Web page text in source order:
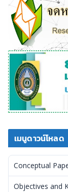
เมนูดาวน์โหลด
Conceptual
Objectives and